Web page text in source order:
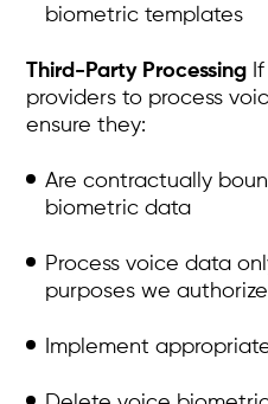
biometric templates
Third-Party Processing
providers to process
ensure they:
Are contractually
biometric data
Process voice data
purposes we authorize
Implement